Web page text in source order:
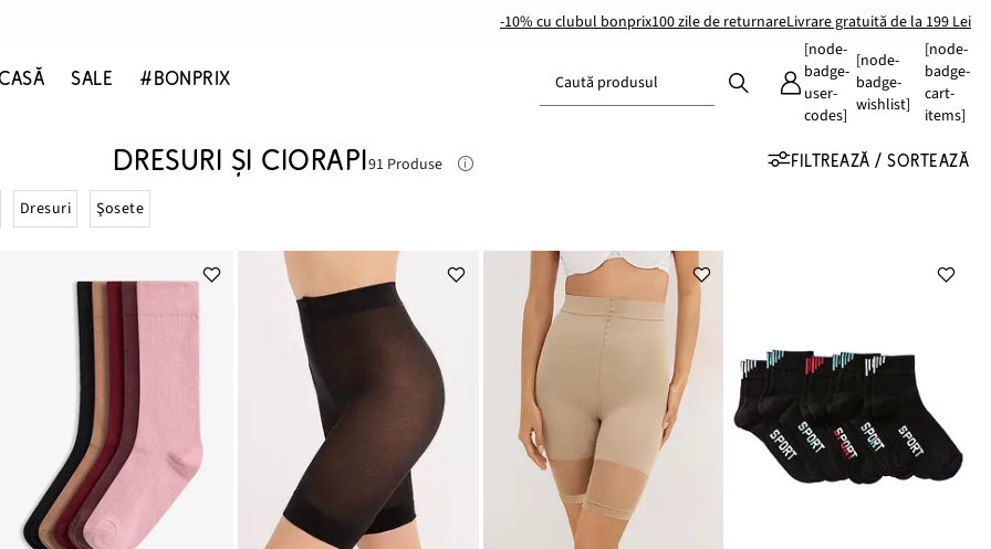
-10% cu clubul bonprix100 zile de returnareLivrare gratuită de la 199 Lei
SALE #BONPRIX Caută produsul
[node-
badge-
user-
codes]
[node-
badge-
wishlist]
[node-
badge-
cart-
items]
DRESURI ȘI CIORAPI91 Produse FILTREAZĂ / SORTEAZĂ
Dresuri Şosete